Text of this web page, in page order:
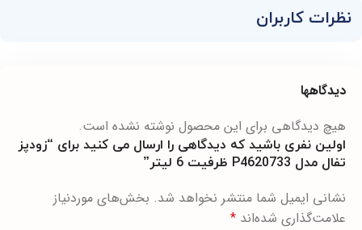
نظرات کاربران
دیدگاهها
هیچ دیدگاهی برای این محصول نوشته نشده است.
اولین نفری باشید که دیدگاهی را ارسال می کنید برای “زودپز
تفال مدل P4620733 ظرفیت 6 لیتر”
نشانی ایمیل شما منتشر نخواهد شد. بخش‌های موردنیاز
علامت‌گذاری شده‌اند *